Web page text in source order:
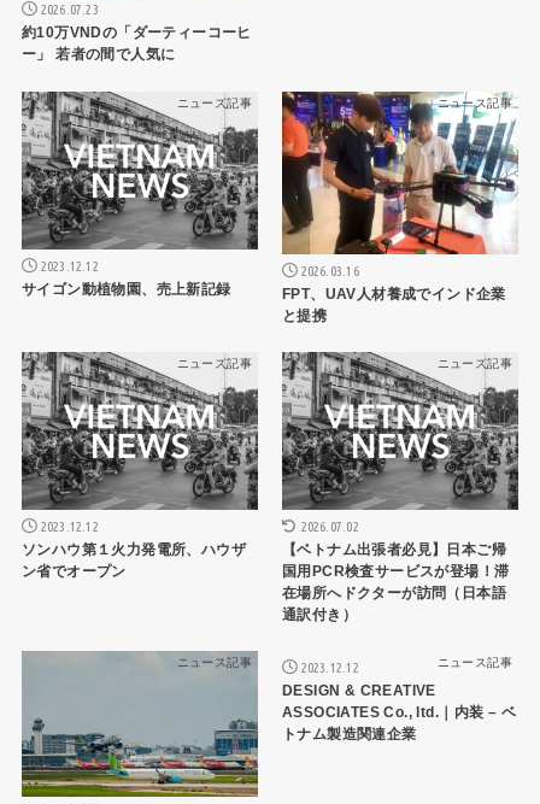
2026.07.23
約10万VNDの「ダーティーコーヒ
ー」 若者の間で人気に
ニュース記事
2023.12.12
サイゴン動植物園、売上新記録
ニュース記事
2026.03.16
FPT、UAV人材養成でインド企業
と提携
ニュース記事
2023.12.12
ソンハウ第１火力発電所、ハウザ
ン省でオープン
ニュース記事
2026.07.02
【ベトナム出張者必見】日本ご帰
国用PCR検査サービスが登場！滞
在場所へドクターが訪問（日本語
通訳付き）
ニュース記事 ニュース記事
2023.12.12
DESIGN & CREATIVE
ASSOCIATES Co., ltd.｜内装 – ベ
トナム製造関連企業